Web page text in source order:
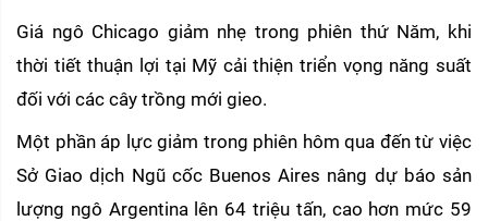
Giá ngô Chicago giảm nhẹ trong phiên thứ Năm, khi
thời tiết thuận lợi tại Mỹ cải thiện triển vọng năng suất
đối với các cây trồng mới gieo.
Một phần áp lực giảm trong phiên hôm qua đến từ việc
Sở Giao dịch Ngũ cốc Buenos Aires nâng dự báo sản
lượng ngô Argentina lên 64 triệu tấn, cao hơn mức 59